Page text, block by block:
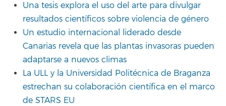
Una tesis explora el uso del arte para divulgar
resultados científicos sobre violencia de género
Un estudio internacional liderado desde
Canarias revela que las plantas invasoras pueden
adaptarse a nuevos climas
La ULL y la Universidad Politécnica de Braganza
estrechan su colaboración científica en el marco
de STARS EU